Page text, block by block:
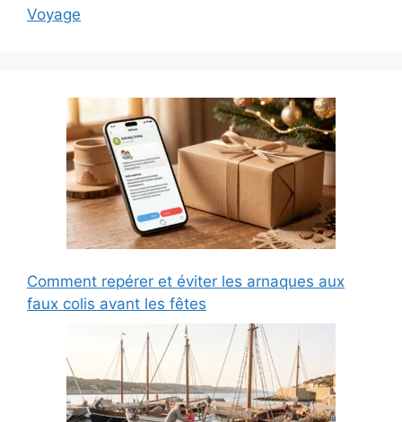
Voyage
Comment repérer et éviter les arnaques aux
faux colis avant les fêtes